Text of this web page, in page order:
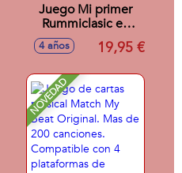
Juego Mi primer
Rummiclasic en
caja de metal. Tapiz
32x42 cm se
4 años 19,95 €
NOVEDAD